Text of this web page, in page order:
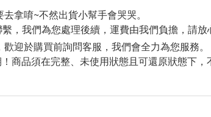
拿唷~不然出貨小幫手會哭哭。
，我們為您處理後續，運費由我們負擔，請放
迎於購買前詢問客服，我們會全力為您服務。
商品須在完整、未使用狀態且可還原狀態下